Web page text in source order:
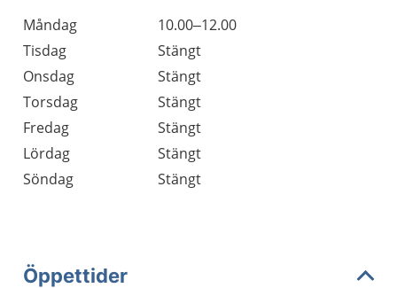
Måndag
10.00–12.00
Tisdag
Stängt
Onsdag
Stängt
Torsdag
Stängt
Fredag
Stängt
Lördag
Stängt
Söndag
Stängt
Öppettider